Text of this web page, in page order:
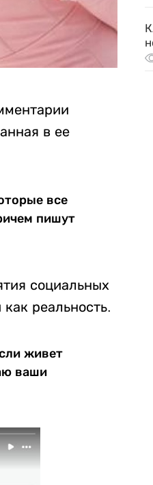
в ее
все
пишут
социальных
реальность.
живет
ваши